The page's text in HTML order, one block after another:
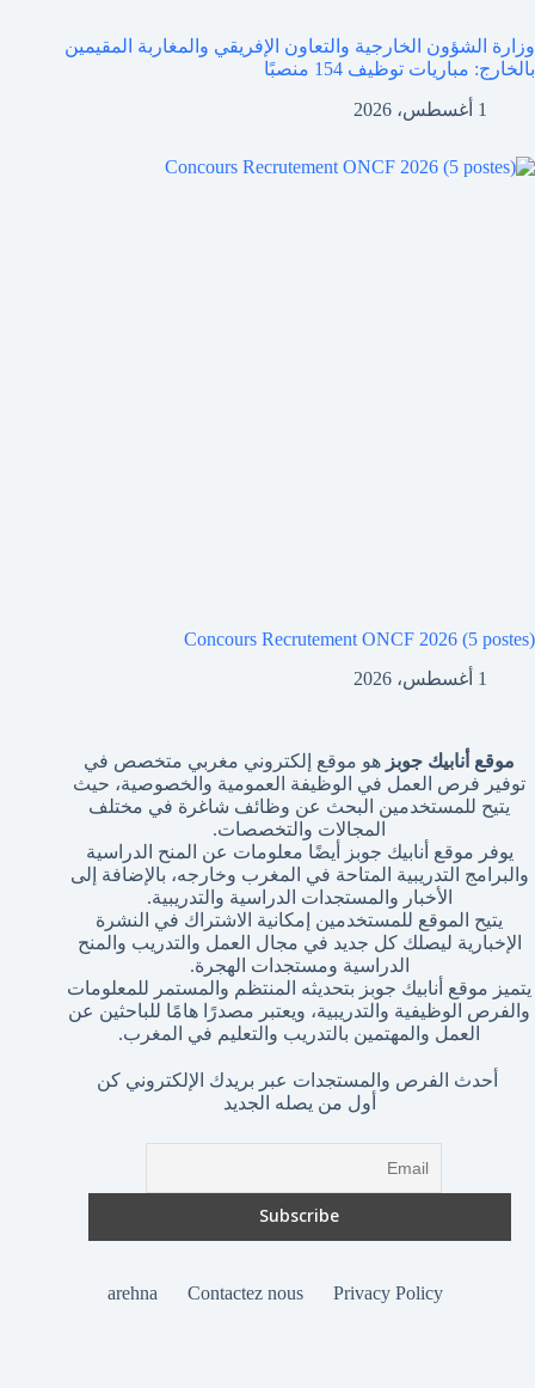
وزارة الشؤون الخارجية والتعاون الإفريقي والمغاربة المقيمين
بالخارج: مباريات توظيف 154 منصبًا
1 أغسطس، 2026
Concours Recrutement ONCF 2026 (5 postes)
1 أغسطس، 2026
موقع أنابيك جوبز هو موقع إلكتروني مغربي متخصص في
توفير فرص العمل في الوظيفة العمومية والخصوصية، حيث
يتيح للمستخدمين البحث عن وظائف شاغرة في مختلف
المجالات والتخصصات.
يوفر موقع أنابيك جوبز أيضًا معلومات عن المنح الدراسية
والبرامج التدريبية المتاحة في المغرب وخارجه، بالإضافة إلى
الأخبار والمستجدات الدراسية والتدريبية.
يتيح الموقع للمستخدمين إمكانية الاشتراك في النشرة
الإخبارية ليصلك كل جديد في مجال العمل والتدريب والمنح
الدراسية ومستجدات الهجرة.
يتميز موقع أنابيك جوبز بتحديثه المنتظم والمستمر للمعلومات
والفرص الوظيفية والتدريبية، ويعتبر مصدرًا هامًا للباحثين عن
العمل والمهتمين بالتدريب والتعليم في المغرب.
أحدث الفرص والمستجدات عبر بريدك الإلكتروني كن
أول من يصله الجديد
Privacy Policy
Contactez nous
arehna